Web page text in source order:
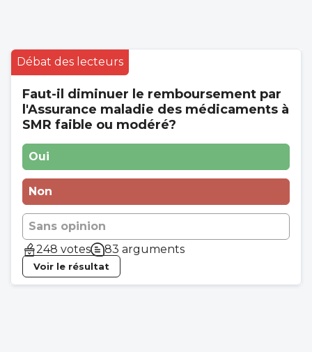
Débat des lecteurs
Faut-il diminuer le remboursement par
l'Assurance maladie des médicaments à
SMR faible ou modéré?
Oui
Non
Sans opinion
248 votes
83 arguments
Voir le résultat